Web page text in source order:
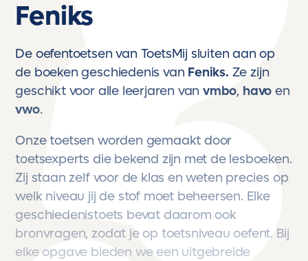
Feniks
De oefentoetsen van ToetsMij sluiten aan op
de boeken geschiedenis van Feniks. Ze zijn
geschikt voor alle leerjaren vanvmbo, havo en
vwo.
Onze toetsen worden gemaakt door
toetsexperts die bekend zijn met de lesboeken.
Zij staan zelf voor de klas en weten precies op
welk niveau jij de stof moet beheersen. Elke
geschiedenistoets bevat daarom ook
bronvragen, zodat je op toetsniveau oefent. Bij
elke opgave bieden we een uitgebreide